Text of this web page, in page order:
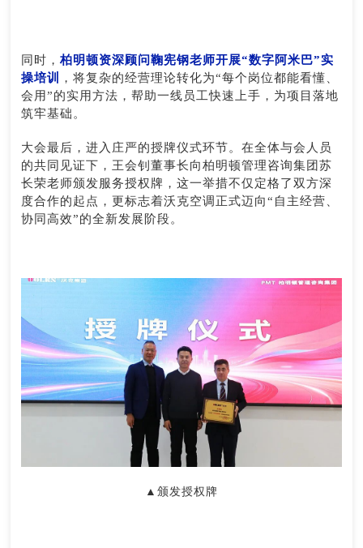
同时，柏明顿资深顾问鞠宪钢老师开展“数字阿米巴”实
操培训
，将复杂的经营理论转化为“每个岗位都能看懂、
会用”的实用方法，帮助一线员工快速上手，为项目落地
筑牢基础。
大会最后，进入庄严的授牌仪式环节。在全体与会人员
的共同见证下，王会钊董事长向柏明顿管理咨询集团苏
长荣老师颁发服务授权牌，这一举措不仅定格了双方深
度合作的起点，更标志着沃克空调正式迈向“自主经营、
协同高效”的全新发展阶段。
▲颁发授权牌